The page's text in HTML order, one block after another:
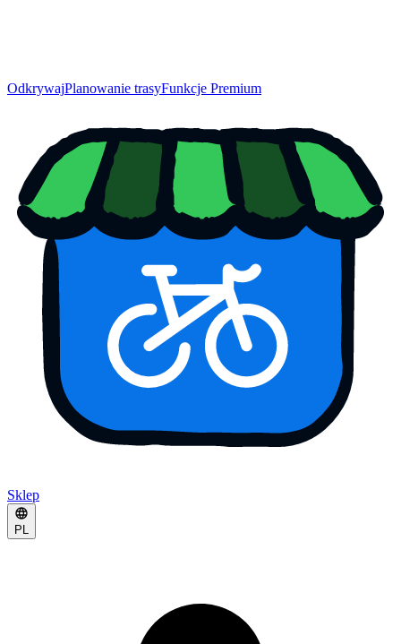
OdkrywajPlanowanie trasyFunkcje Premium
Sklep
PL